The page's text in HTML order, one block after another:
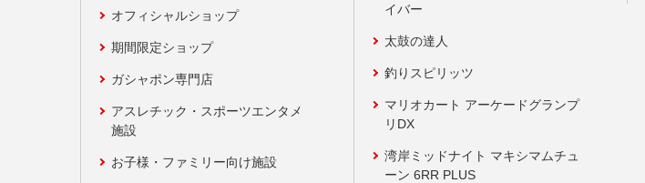
オフィシャルショップ
期間限定ショップ
ガシャポン専門店
アスレチック・スポーツエンタメ
施設
お子様・ファミリー向け施設
イバー
太鼓の達人
釣りスピリッツ
マリオカート アーケードグランプ
リDX
湾岸ミッドナイト マキシマムチュ
ーン 6RR PLUS